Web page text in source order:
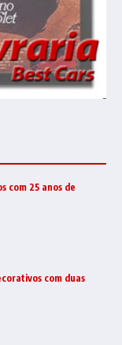
com 25 anos de
com duas